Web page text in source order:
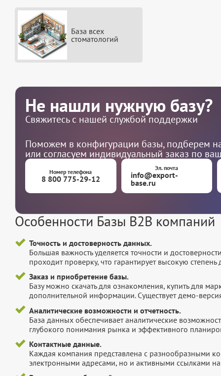
База всех
стоматологий
Не нашли нужную базу?
Свяжитесь с нашей службой поддержки
Поможем в конфигурации базы, подберем
или согласуем индивидуальный заказ по
Номер телефона
8 800 775-29-12
Эл. почта
info@export-
base.ru
Особенности Базы B2B компаний
Точность и достоверность данных.
Большая важность уделяется точности и
проходит проверку, что гарантирует высокую
Заказ и приобретение базы.
Базу можно скачать для ознакомления, купить для
дополнительной информации. Существует демо-
Аналитические возможности и отчетность.
База данных обеспечивает аналитические
глубокого понимания рынка и эффективного
Контактные данные.
Каждая компания представлена с разнообразными
электронными адресами, но и активными ссылками